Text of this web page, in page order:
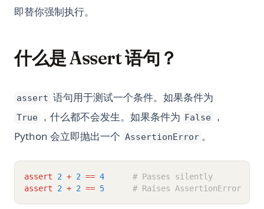
即替你强制执行。
什么是 Assert 语句？
assert 语句用于测试一个条件。如果条件为
True ，什么都不会发生。如果条件为 False
，
Python 会立即抛出一个 AssertionError 。
assert 2 + 2 == 4
# Passes silently
assert
2 + 2 == 5 # Raises AssertionError